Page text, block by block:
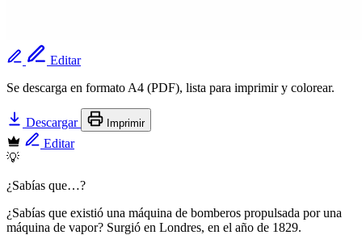
Editar
Se descarga en formato A4 (PDF), lista para imprimir y colorear.
Descargar Imprimir
Editar
💡
¿Sabías que…?
¿Sabías que existió una máquina de bomberos propulsada por una
máquina de vapor? Surgió en Londres, en el año de 1829.